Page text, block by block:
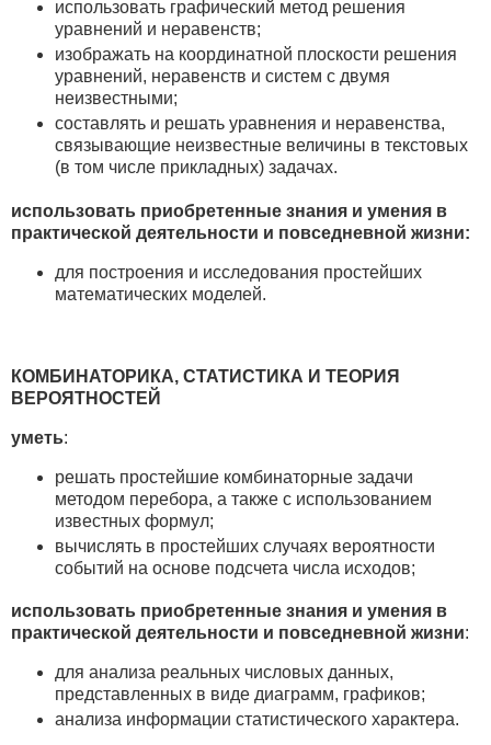
использовать графический метод решения
уравнений и неравенств;
изображать на координатной плоскости решения
уравнений, неравенств и систем с двумя
неизвестными;
составлять и решать уравнения и неравенства,
связывающие неизвестные величины в текстовых
(в том числе прикладных) задачах.
использовать приобретенные знания и умения в
практической деятельности и повседневной жизни:
для построения и исследования простейших
математических моделей.
КОМБИНАТОРИКА, СТАТИСТИКА И ТЕОРИЯ
ВЕРОЯТНОСТЕЙ
уметь:
решать простейшие комбинаторные задачи
методом перебора, а также с использованием
известных формул;
вычислять в простейших случаях вероятности
событий на основе подсчета числа исходов;
использовать приобретенные знания и умения в
практической деятельности и повседневной жизни:
для анализа реальных числовых данных,
представленных в виде диаграмм, графиков;
анализа информации статистического характера.